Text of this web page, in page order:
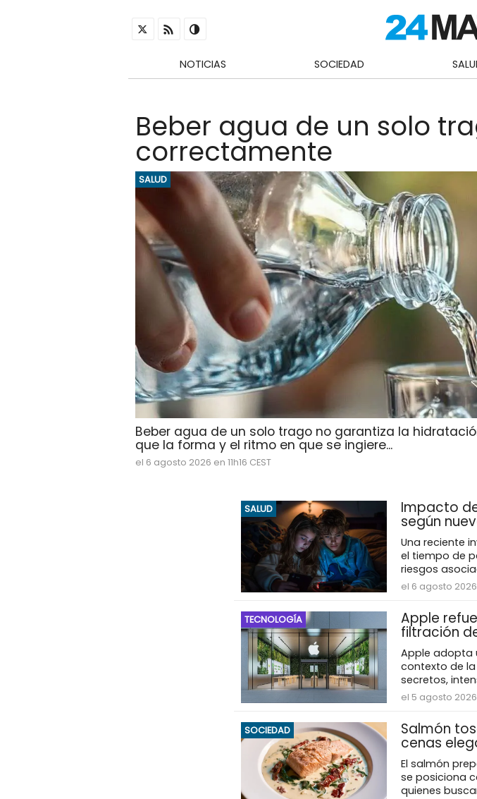
NOTICIAS SOCIEDAD
Beber agua de un solo
correctamente
SALUD
Beber agua de un solo trago no garantiza la
que la forma y el ritmo en que se ingiere...
el 6 agosto 2026 en 11h16 CEST
SALUD Impacto
según
Una reciente
el tiempo de
riesgos
el 6 agosto 2026
TECNOLOGÍA Apple
filtración
Apple adopta
contexto de
secretos,
el 5 agosto 2026
SOCIEDAD Salmón
cenas
El salmón
se posiciona
quienes